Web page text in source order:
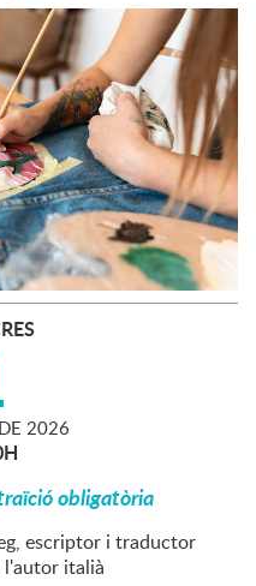
DE 2026
obligatòria
escriptor i traductor
l'autor italià